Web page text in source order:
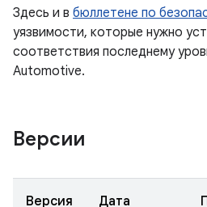
Здесь и в бюллетене по
уязвимости, которые нужно
соответствия последнему
Automotive.
Версии
Версия Дата